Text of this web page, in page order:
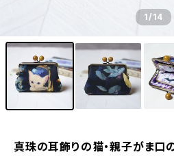
1/14
真珠の耳飾りの猫・親子がま口